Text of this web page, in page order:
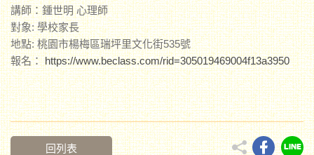
講師：鍾世明 心理師
對象: 學校家長
地點: 桃園市楊梅區瑞坪里文化街535號
報名：https://www.beclass.com/rid=305019469004f13a3950
回列表